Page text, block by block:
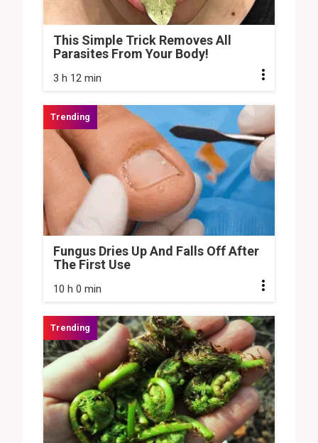
This Simple Trick Removes All
Parasites From Your Body!
3 h 12 min
Fungus Dries Up And Falls Off After
The First Use
10 h 0 min